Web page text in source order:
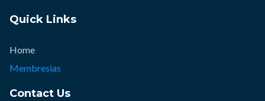
Quick Links
Home
Membresias
Contact Us